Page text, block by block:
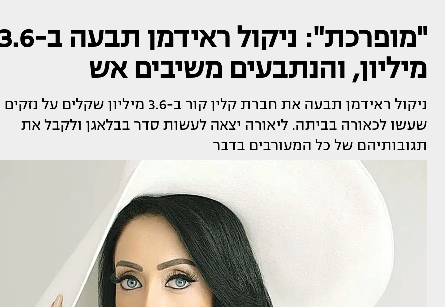
"מופרכת": ניקול ראידמן תבעה ב-3.6
מיליון, והנתבעים משיבים אש
ניקול ראידמן תבעה את חברת קלין קור ב-3.6 מיליון שקלים על נזקים
שעשו לכאורה בביתה. ליאורה יצאה לעשות סדר בבלאגן ולקבל את
תגובותיהם של כל המעורבים בדבר